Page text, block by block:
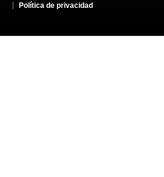
Política de privacidad